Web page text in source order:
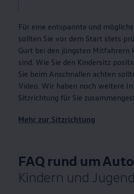
Für eine entspannte und
sollten Sie vor dem Start stets
Gurt bei den jüngsten Mitfahrern
sind. Wie Sie den Kindersitz
Sie beim Anschnallen achten
Video. Wir haben noch weitere
Sitzrichtung für Sie
Mehr zur Sitzrichtung
FAQ rund um
Kindern und